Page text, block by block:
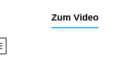
Zum Video